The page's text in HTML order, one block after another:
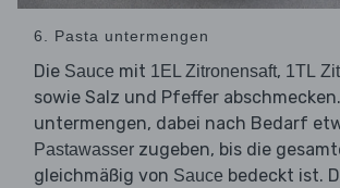
6. Pasta untermengen
Die Sauce mit 1EL Zitronensaft, 1TL
sowie Salz und Pfeffer
untermengen, dabei nach Bedarf
Pastawasser zugeben, bis die
gleichmäßig von Sauce bedeckt ist.